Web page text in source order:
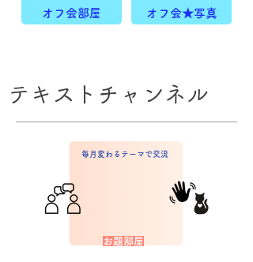
オフ会部屋 オフ会★写真
テキストチャンネル
毎月変わるテーマで交流
お題部屋